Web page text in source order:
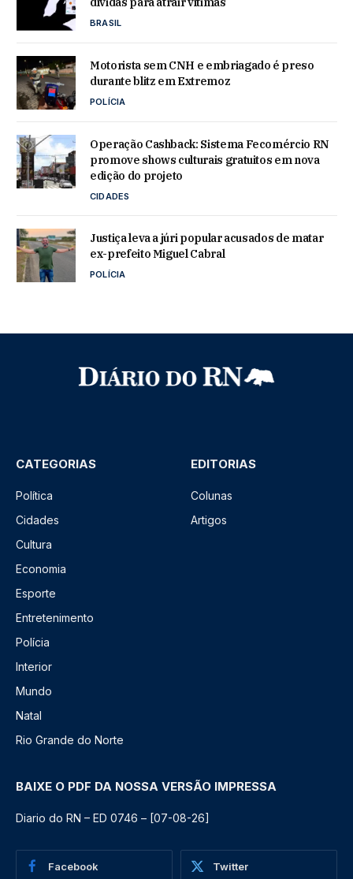
BRASIL
Motorista sem CNH e embriagado é preso
durante blitz em Extremoz
POLÍCIA
Operação Cashback: Sistema Fecomércio RN
promove shows culturais gratuitos em nova
edição do projeto
CIDADES
Justiça leva a júri popular acusados de matar
ex-prefeito Miguel Cabral
POLÍCIA
CATEGORIAS
Política
Cidades
Cultura
Economia
Esporte
Entretenimento
Polícia
Interior
Mundo
Natal
Rio Grande do Norte
EDITORIAS
Colunas
Artigos
BAIXE O PDF DA NOSSA VERSÃO IMPRESSA
Diario do RN – ED 0746 – [07-08-26]
Facebook Twitter